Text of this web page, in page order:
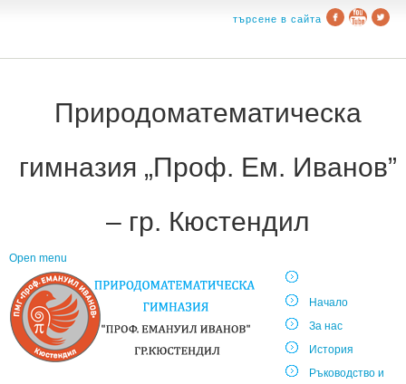
търсене в сайта
Природоматематическа
гимназия „Проф. Ем. Иванов”
– гр. Кюстендил
Open menu
Начало
За нас
История
Ръководство и